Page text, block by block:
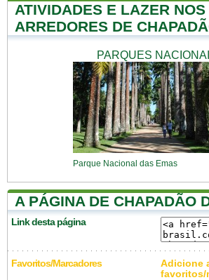
ATIVIDADES E LAZER NOS
ARREDORES DE
PARQUES
Parque Nacional das Emas
A PÁGINA DE CHAPADÃO
Link desta página
Favoritos/Marcadores
Adicione
favoritos/